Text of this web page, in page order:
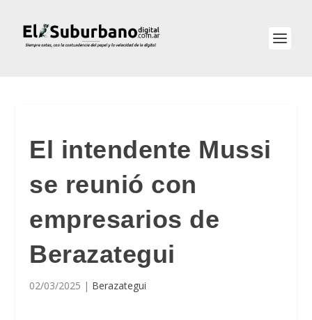
El intendente Mussi
se reunió con
empresarios de
Berazategui
02/03/2025 | Berazategui